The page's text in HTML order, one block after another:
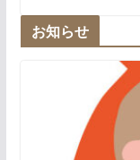
お知らせ